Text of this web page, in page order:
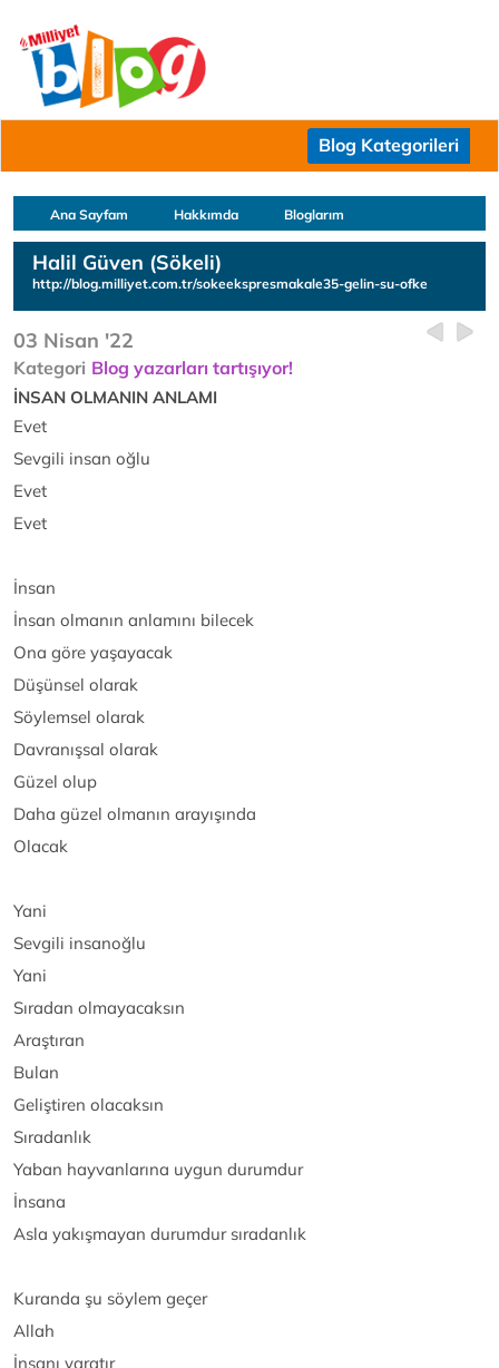
Blog Kategorileri
Ana Sayfam Hakkımda Bloglarım
Halil Güven (Sökeli)
http://blog.milliyet.com.tr/sokeekspresmakale35-gelin-su-ofke
03 Nisan '22
Kategori Blog yazarları tartışıyor!
İNSAN OLMANIN ANLAMI
Evet
Sevgili insan oğlu
Evet
Evet
İnsan
İnsan olmanın anlamını bilecek
Ona göre yaşayacak
Düşünsel olarak
Söylemsel olarak
Davranışsal olarak
Güzel olup
Daha güzel olmanın arayışında
Olacak
Yani
Sevgili insanoğlu
Yani
Sıradan olmayacaksın
Araştıran
Bulan
Geliştiren olacaksın
Sıradanlık
Yaban hayvanlarına uygun durumdur
İnsana
Asla yakışmayan durumdur sıradanlık
Kuranda şu söylem geçer
Allah
İnsanı yaratır